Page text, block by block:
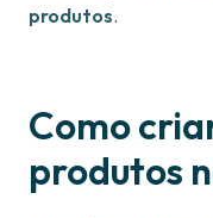
produtos.
Como
produtos